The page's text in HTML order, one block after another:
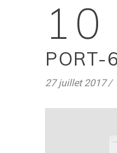
10
PORT-
27 juillet 2017